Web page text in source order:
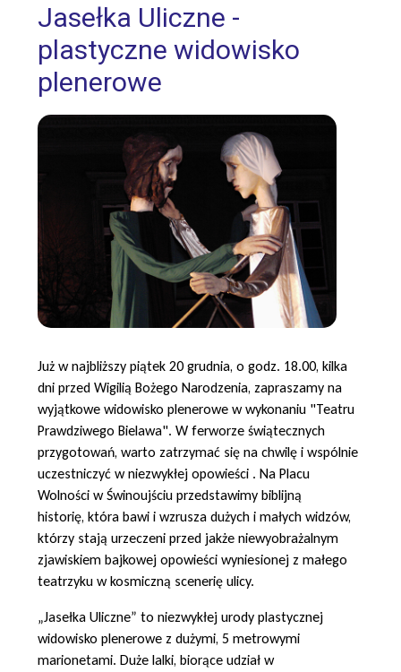
Jasełka Uliczne -
plastyczne widowisko
plenerowe
Już w najbliższy piątek 20 grudnia, o godz. 18.00, kilka
dni przed Wigilią Bożego Narodzenia, zapraszamy na
wyjątkowe widowisko plenerowe w wykonaniu "Teatru
Prawdziwego Bielawa". W ferworze świątecznych
przygotowań, warto zatrzymać się na chwilę i wspólnie
uczestniczyć w niezwykłej opowieści . Na Placu
Wolności w Świnoujściu przedstawimy biblijną
historię, która bawi i wzrusza dużych i małych widzów,
którzy stają urzeczeni przed jakże niewyobrażalnym
zjawiskiem bajkowej opowieści wyniesionej z małego
teatrzyku w kosmiczną scenerię ulicy.
„Jasełka Uliczne” to niezwykłej urody plastycznej
widowisko plenerowe z dużymi, 5 metrowymi
marionetami. Duże lalki, biorące udział w